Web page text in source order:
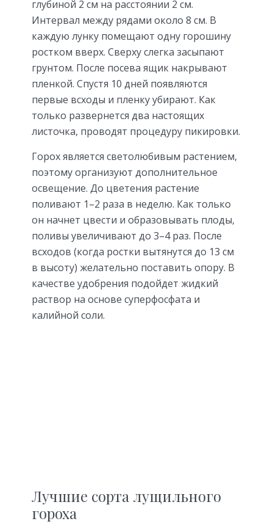
глубиной 2 см на расстоянии 2 см.
Интервал между рядами около 8 см. В
каждую лунку помещают одну горошину
ростком вверх. Сверху слегка засыпают
грунтом. После посева ящик накрывают
пленкой. Спустя 10 дней появляются
первые всходы и пленку убирают. Как
только развернется два настоящих
листочка, проводят процедуру пикировки.
Горох является светолюбивым растением,
поэтому организуют дополнительное
освещение. До цветения растение
поливают 1–2 раза в неделю. Как только
он начнет цвести и образовывать плоды,
поливы увеличивают до 3–4 раз. После
всходов (когда ростки вытянутся до 13 см
в высоту) желательно поставить опору. В
качестве удобрения подойдет жидкий
раствор на основе суперфосфата и
калийной соли.
Лучшие сорта лущильного
гороха